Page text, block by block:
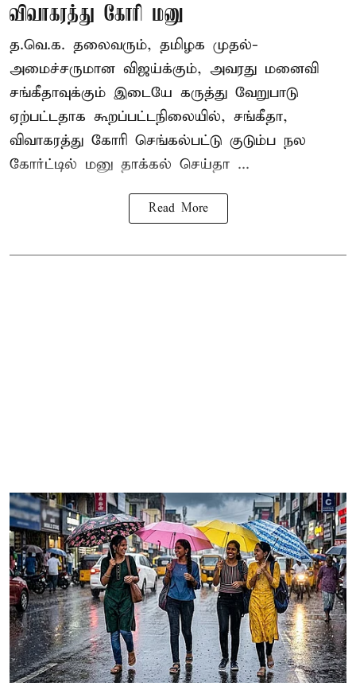
விவாகரத்து கோரி மனு
த.வெ.க. தலைவரும், தமிழக முதல்-
அமைச்சருமான விஜய்க்கும், அவரது மனைவி
சங்கீதாவுக்கும் இடையே கருத்து வேறுபாடு
ஏற்பட்டதாக கூறப்பட்டநிலையில், சங்கீதா,
விவாகரத்து கோரி செங்கல்பட்டு குடும்ப நல
கோர்ட்டில் மனு தாக்கல் செய்தா ...
Read More